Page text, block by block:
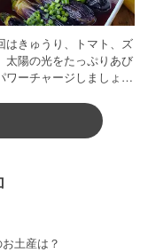
はきゅうり、トマト、ズ
太陽の光をたっぷりあび
ワーチャージしましょう
土産は？